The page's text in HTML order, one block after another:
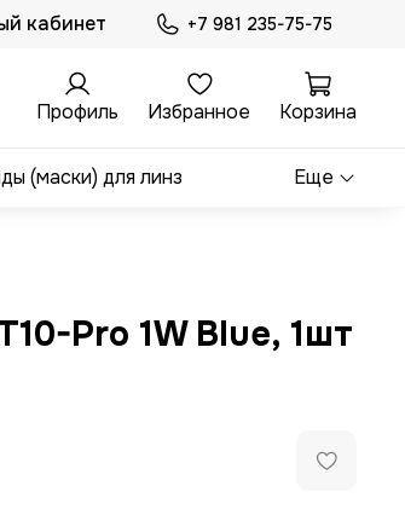
кабинет +7 981 235-75-75
Профиль Избранное Корзина
(маски) для линз Еще
Pro 1W Blue, 1шт